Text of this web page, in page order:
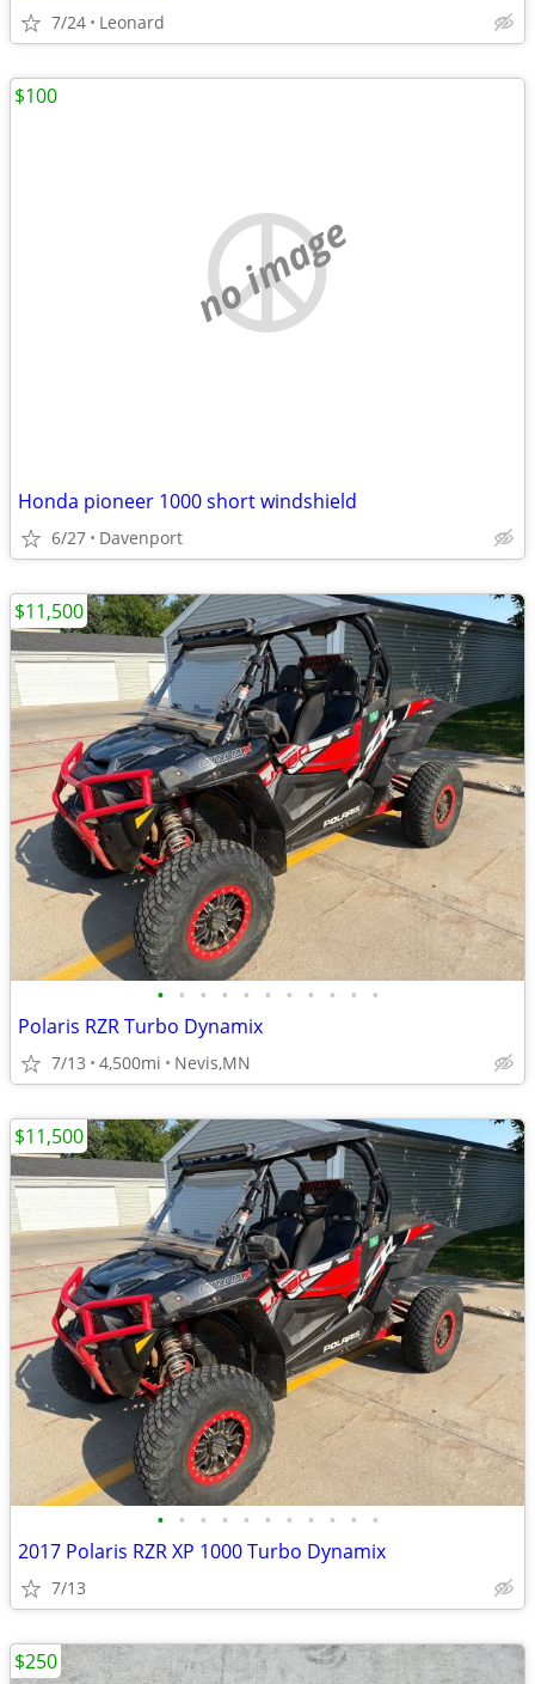
7/24 Leonard
no image
Honda pioneer 1000 short windshield
6/27 Davenport
$100
• • • • • • • • • • •
Polaris RZR Turbo Dynamix
7/13 4,500mi Nevis,MN
$11,500
• • • • • • • • • • •
2017 Polaris RZR XP 1000 Turbo Dynamix
7/13
$11,500
$250